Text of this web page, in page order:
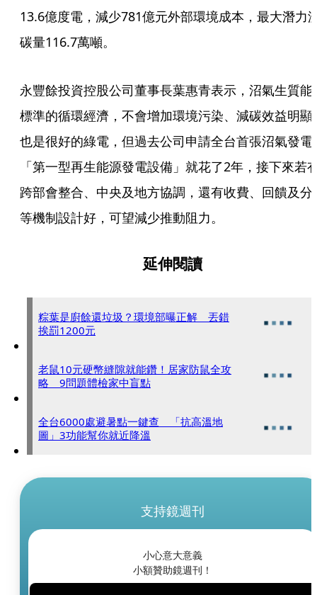
13.6億度電，減少781億元外部環境成本，最大潛力
碳量116.7萬噸。
永豐餘投資控股公司董事長葉惠青表示，沼氣生質能
標準的循環經濟，不會增加環境污染、減碳效益明顯
也是很好的綠電，但過去公司申請全台首張沼氣發電
「第一型再生能源發電設備」就花了2年，接下來若
跨部會整合、中央及地方協調，還有收費、回饋及分
等機制設計好，可望減少推動阻力。
延伸閱讀
粽葉是廚餘還垃圾？環境部曝正解 丟錯
挨罰1200元
老鼠10元硬幣縫隙就能鑽！居家防鼠全攻
略 9問題體檢家中盲點
全台6000處避暑點一鍵查 「抗高溫地
圖」3功能幫你就近降溫
支持鏡週刊
小心意大意義
小額贊助鏡週刊！